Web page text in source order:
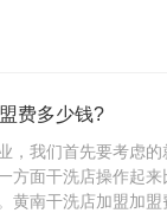
费多少钱?
，我们首先要考虑
方面干洗店操作起
黄南干洗店加盟加